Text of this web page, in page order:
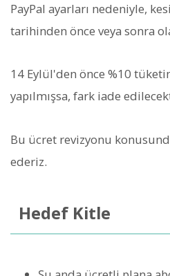
PayPal ayarları nedeniyle,
tarihinden önce veya sonra
14 Eylül'den önce %10
yapılmışsa, fark iade
Bu ücret revizyonu
ederiz.
Hedef Kitle